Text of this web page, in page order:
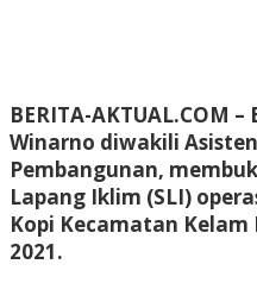
BERITA-AKTUAL.COM –
Winarno diwakili
Pembangunan,
Lapang Iklim (SLI)
Kopi Kecamatan Kelam
2021.